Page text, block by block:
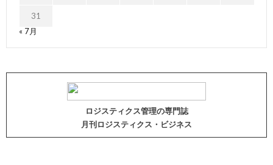
31
« 7月
ロジスティクス管理の専門誌
月刊ロジスティクス・ビジネス